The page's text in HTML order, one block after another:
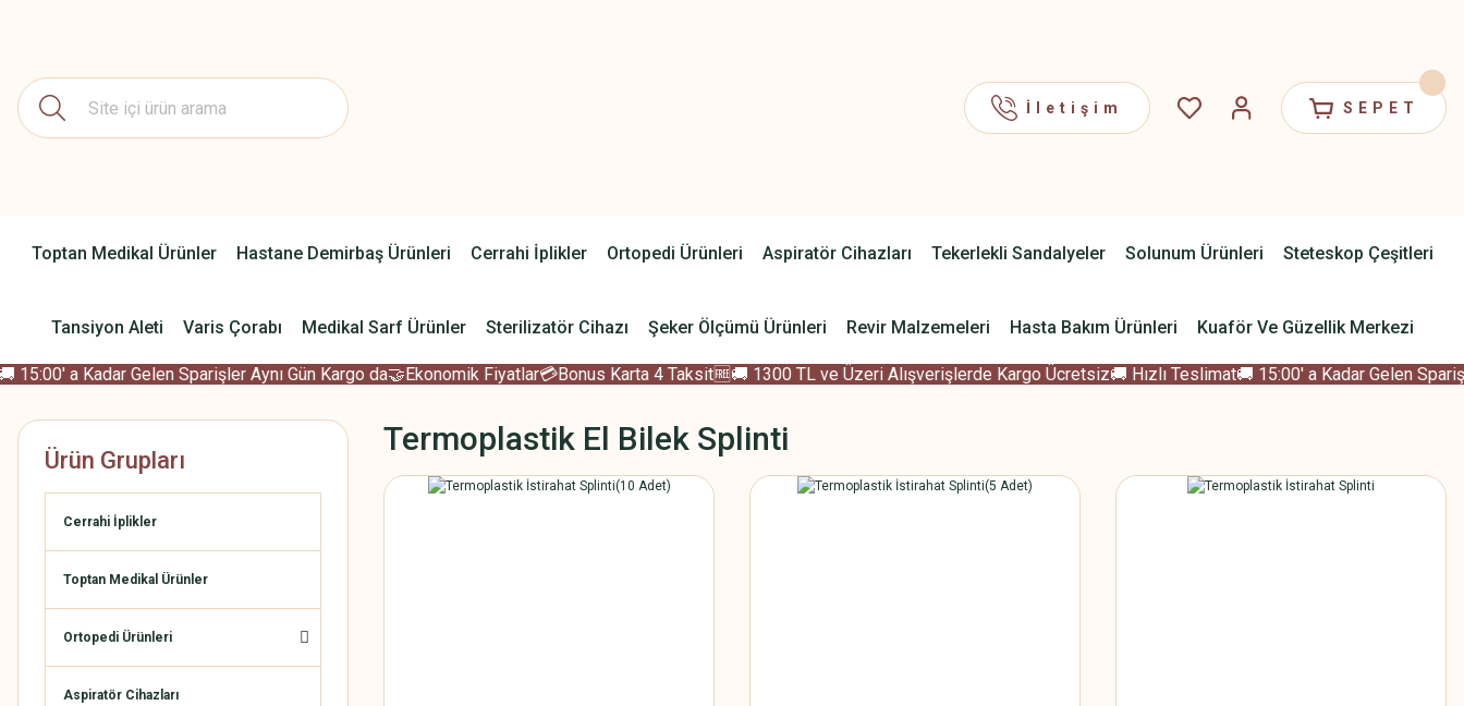
İletişim SEPET
Toptan Medikal Ürünler Hastane Demirbaş Ürünleri Cerrahi İplikler Ortopedi Ürünleri Aspiratör Cihazları Tekerlekli Sandalyeler Solunum Ürünleri Steteskop Çeşitleri
Tansiyon Aleti Varis Çorabı Medikal Sarf Ürünler Sterilizatör Cihazı Şeker Ölçümü Ürünleri Revir Malzemeleri Hasta Bakım Ürünleri Kuaför Ve Güzellik Merkezi
a Kadar Gelen Sparişler Aynı Gün Kargo da 🤝Ekonomik Fiyatlar💳Bonus Karta 4 Taksit🆓🚚 1300 TL ve Üzeri Alışverişlerde Kargo Ücretsiz🚚 Hızlı Teslimat🚚 15:00' a Kadar Gelen Sparişler
Ürün Grupları
Cerrahi İplikler
Toptan Medikal Ürünler
Ortopedi Ürünleri
Aspiratör Cihazları
Termoplastik El Bilek Splinti